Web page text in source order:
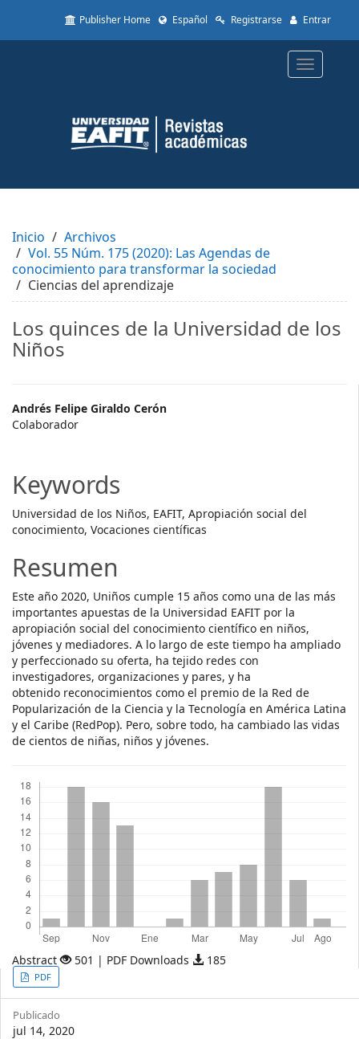
to
Content
Sidebar
Publisher Home Español Registrarse Entrar
Toggle
Inicio
Archivos
Vol. 55 Núm. 175 (2020): Las Agendas de
conocimiento para transformar la sociedad
Ciencias del aprendizaje
Los quinces de la Universidad de los
Niños
Main
Article
Andrés Felipe Giraldo Cerón
Colaborador
Keywords
Universidad de los Niños, EAFIT, Apropiación social del
conocimiento, Vocaciones científicas
Resumen
Este año 2020, Uniños cumple 15 años como una de las más
importantes apuestas de la Universidad EAFIT por la
apropiación social del conocimiento científico en niños,
jóvenes y mediadores. A lo largo de este tiempo ha ampliado
y perfeccionado su oferta, ha tejido redes con
investigadores, organizaciones y pares, y ha
obtenido reconocimientos como el premio de la Red de
Popularización de la Ciencia y la Tecnología en América Latina
y el Caribe (RedPop). Pero, sobre todo, ha cambiado las vidas
de cientos de niñas, niños y jóvenes.
Abstract 501 | PDF Downloads 185
Article
Sidebar
PDF
Publicado
jul 14, 2020